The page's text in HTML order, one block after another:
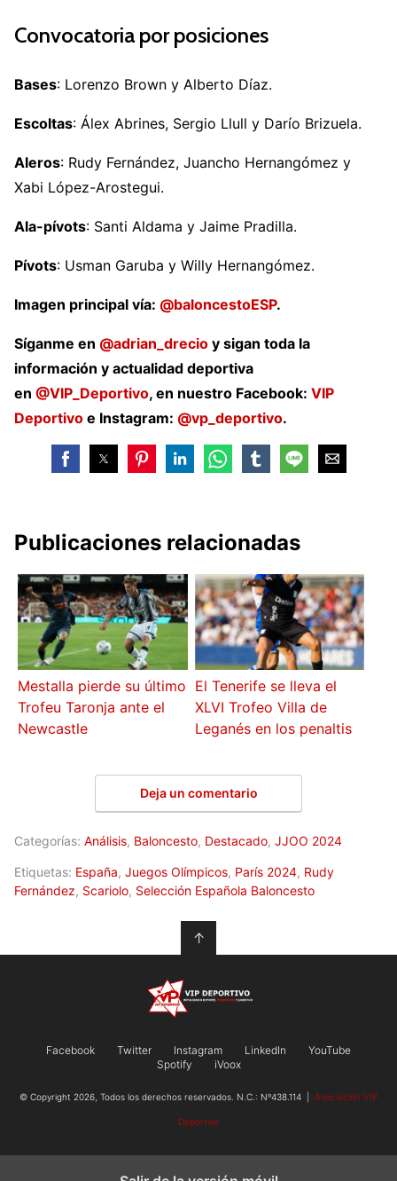
Convocatoria por posiciones
Bases: Lorenzo Brown y Alberto Díaz.
Escoltas: Álex Abrines, Sergio Llull y Darío Brizuela.
Aleros: Rudy Fernández, Juancho Hernangómez y
Xabi López-Arostegui.
Ala-pívots: Santi Aldama y Jaime Pradilla.
Pívots: Usman Garuba y Willy Hernangómez.
Imagen principal vía: @baloncestoESP.
Síganme en @adrian_drecio y sigan toda la
información y actualidad deportiva
en @VIP_Deportivo, en nuestro Facebook: VIP
Deportivo e Instagram: @vp_deportivo.
Publicaciones relacionadas
Mestalla pierde su último
Trofeu Taronja ante el
Newcastle
El Tenerife se lleva el
XLVI Trofeo Villa de
Leganés en los penaltis
Deja un comentario
Categorías: Análisis, Baloncesto, Destacado, JJOO 2024
Etiquetas: España, Juegos Olímpicos, París 2024, Rudy
Fernández, Scariolo, Selección Española Baloncesto
↑
Facebook Twitter Instagram LinkedIn
YouTube
Spotify
iVoox
© Copyright 2026, Todos los derechos reservados. N.C.: Nº438.114 | Asociación VIP
Deportivo